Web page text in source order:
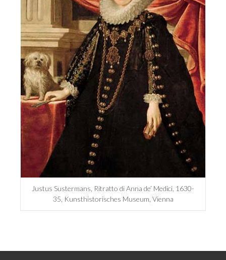
Justus Sustermans, Ritratto di Anna de’ Medici, 1630-
35, Kunsthistorisches Museum, Vienna